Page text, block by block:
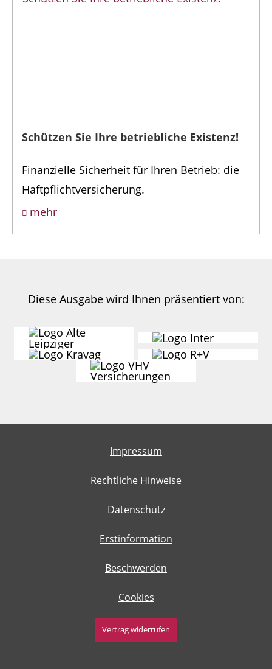
Schützen Sie Ihre betriebliche Existenz!
Finanzielle Sicherheit für Ihren Betrieb: die
Haftpflichtversicherung.
mehr
Diese Ausgabe wird Ihnen präsentiert von:
Impressum
Rechtliche Hinweise
Datenschutz
Erstinformation
Beschwerden
Cookies
Vertrag widerrufen